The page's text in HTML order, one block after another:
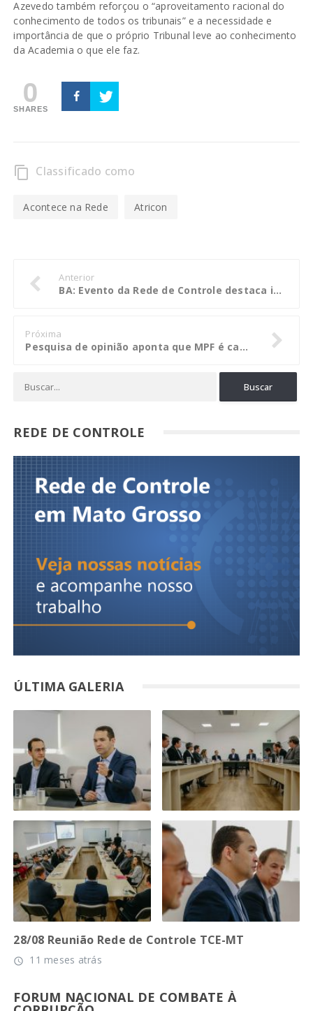
Azevedo também reforçou o “aproveitamento racional do
conhecimento de todos os tribunais” e a necessidade e
importância de que o próprio Tribunal leve ao conhecimento
da Academia o que ele faz.
0
SHARES
content_copy Classificado como
Acontece na Rede Atricon
Anterior
BA: Evento da Rede de Controle destaca importância do controle social
Próxima
Pesquisa de opinião aponta que MPF é cada vez mais conhecido pela sociedade brasileira
REDE DE CONTROLE
ÚLTIMA GALERIA
28/08 Reunião Rede de Controle TCE-MT
access_time 11 meses atrás
FORUM NACIONAL DE COMBATE À